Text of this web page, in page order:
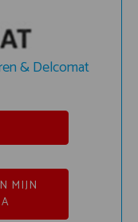
& Delcomat
MIJN